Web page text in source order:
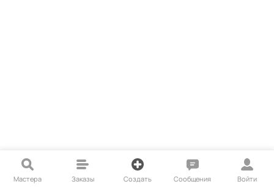
Мастера Заказы Создать Сообщения Войти